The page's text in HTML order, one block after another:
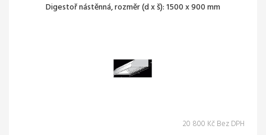
Digestoř nástěnná, rozměr (d x š): 1500 x 900 mm
20 800 Kč Bez DPH